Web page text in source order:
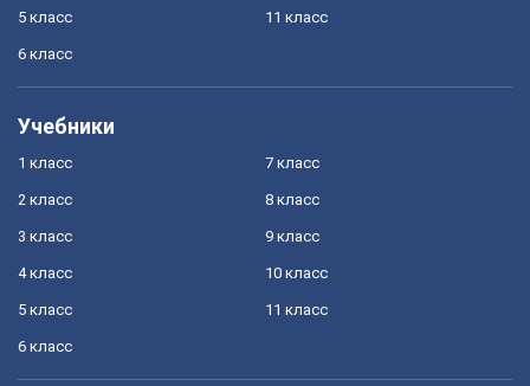
5 класс
6 класс
11 класс
Учебники
1 класс
2 класс
3 класс
4 класс
5 класс
6 класс
7 класс
8 класс
9 класс
10 класс
11 класс